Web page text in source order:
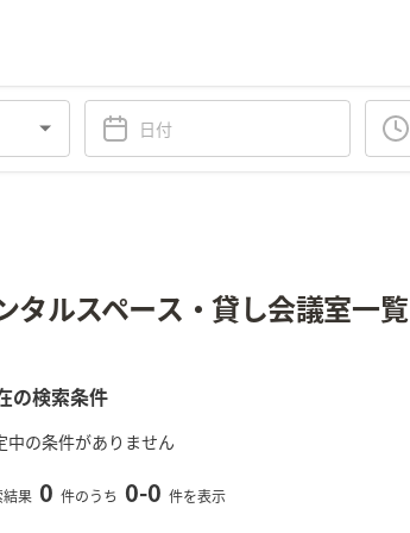
タルスペース・貸し会議室一覧
の検索条件
中の条件がありません
結果 0 件のうち 0-0 件を表示